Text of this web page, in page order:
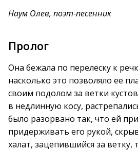
Наум Олев, поэт-песенник
Пролог
Она бежала по перелеску к
насколько это позволяло ее
своим подолом за ветки
в недлинную косу,
было разорвано так, что ей
придерживать его рукой,
халат, зацепившийся за ветку,